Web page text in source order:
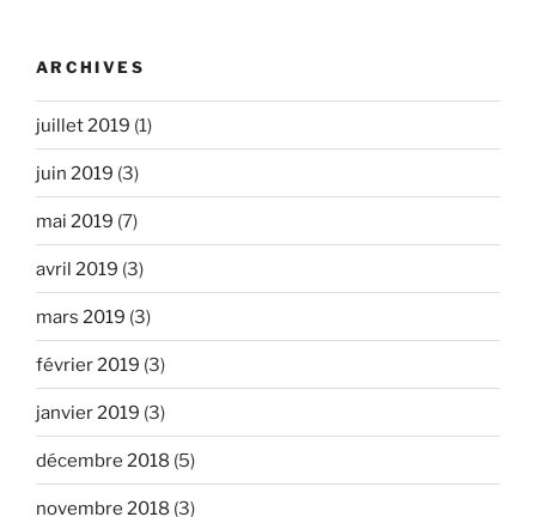
ARCHIVES
juillet 2019 (1)
juin 2019 (3)
mai 2019 (7)
avril 2019 (3)
mars 2019 (3)
février 2019 (3)
janvier 2019 (3)
décembre 2018 (5)
novembre 2018 (3)